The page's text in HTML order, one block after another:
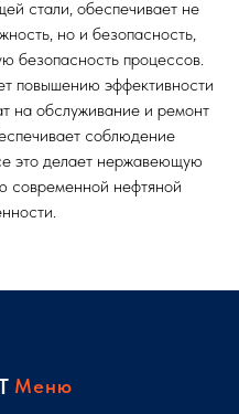
стали, обеспечивает не
но и безопасность,
безопасность процессов.
повышению эффективности
на обслуживание и ремонт
соблюдение
это делает нержавеющую
современной нефтяной
Меню